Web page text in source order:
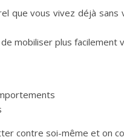
que vous vivez déjà
mobiliser plus
contre soi-même et on